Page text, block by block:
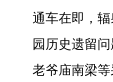
通车在即，
园历史遗留
老爷庙南梁